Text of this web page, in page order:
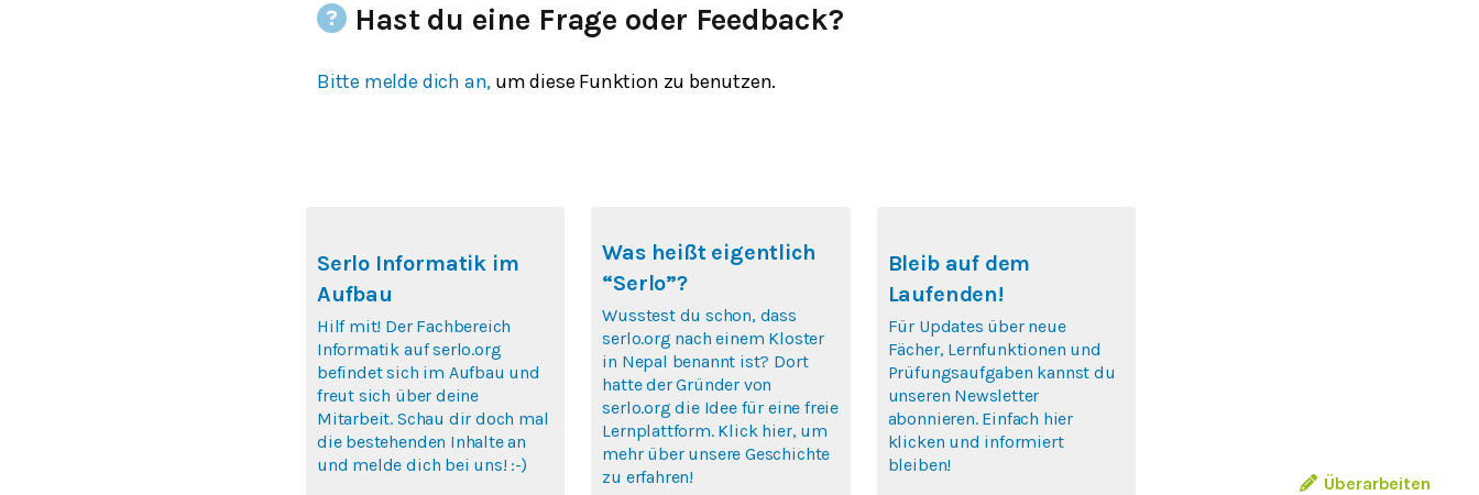
Überarbeiten
Hast du eine Frage oder Feedback?
Bitte melde dich an, um diese Funktion zu benutzen.
Serlo Informatik im
Aufbau
Hilf mit! Der Fachbereich
Informatik auf serlo.org
befindet sich im Aufbau und
freut sich über deine
Mitarbeit. Schau dir doch mal
die bestehenden Inhalte an
und melde dich bei uns! :-)
Was heißt eigentlich
“Serlo”?
Wusstest du schon, dass
serlo.org nach einem Kloster
in Nepal benannt ist? Dort
hatte der Gründer von
serlo.org die Idee für eine freie
Lernplattform. Klick hier, um
mehr über unsere Geschichte
zu erfahren!
Bleib auf dem
Laufenden!
Für Updates über neue
Fächer, Lernfunktionen und
Prüfungsaufgaben kannst du
unseren Newsletter
abonnieren. Einfach hier
klicken und informiert
bleiben!